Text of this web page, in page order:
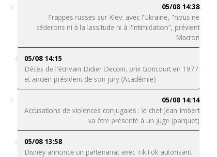
05/08 14:38
Frappes russes sur Kiev: avec l'Ukraine, "nous ne
céderons ni à la lassitude ni à l'intimidation", prévient
Macron
05/08 14:15
Décès de l'écrivain Didier Decoin, prix Goncourt en 1977
et ancien président de son jury (Académie)
05/08 14:14
Accusations de violences conjugales : le chef Jean Imbert
va être présenté à un juge (parquet)
05/08 13:58
Disney annonce un partenariat avec TikTok autorisant